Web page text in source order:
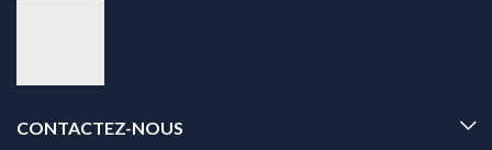
CONTACTEZ-NOUS